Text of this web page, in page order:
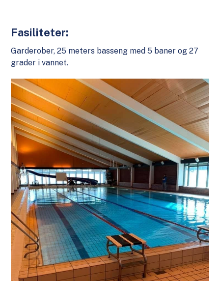
Fasiliteter:
Garderober, 25 meters basseng med 5 baner og 27
grader i vannet.